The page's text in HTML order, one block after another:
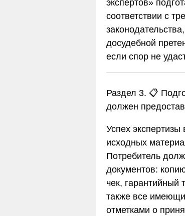
экспертов»
соответствии с
досудебной
если спор не
Раздел 3. 📋
должен
Успех
исходных
Потребитель
документов:
чек, гарантийный
также все
отметками о